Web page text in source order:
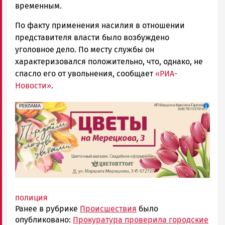
временным.
По факту применения насилия в отношении
представителя власти было возбуждено
уголовное дело. По месту службы он
характеризовался положительно, что, однако, не
спасло его от увольнения, сообщает«РИА-
Новости».
erid: 2SDnjdAF4V7
РЕКЛАМА
Реклама
полиция
Ранее в рубрике Происшествия было
опубликовано: Прокуратура проверила городские